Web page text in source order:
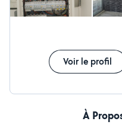
Voir le profil
À